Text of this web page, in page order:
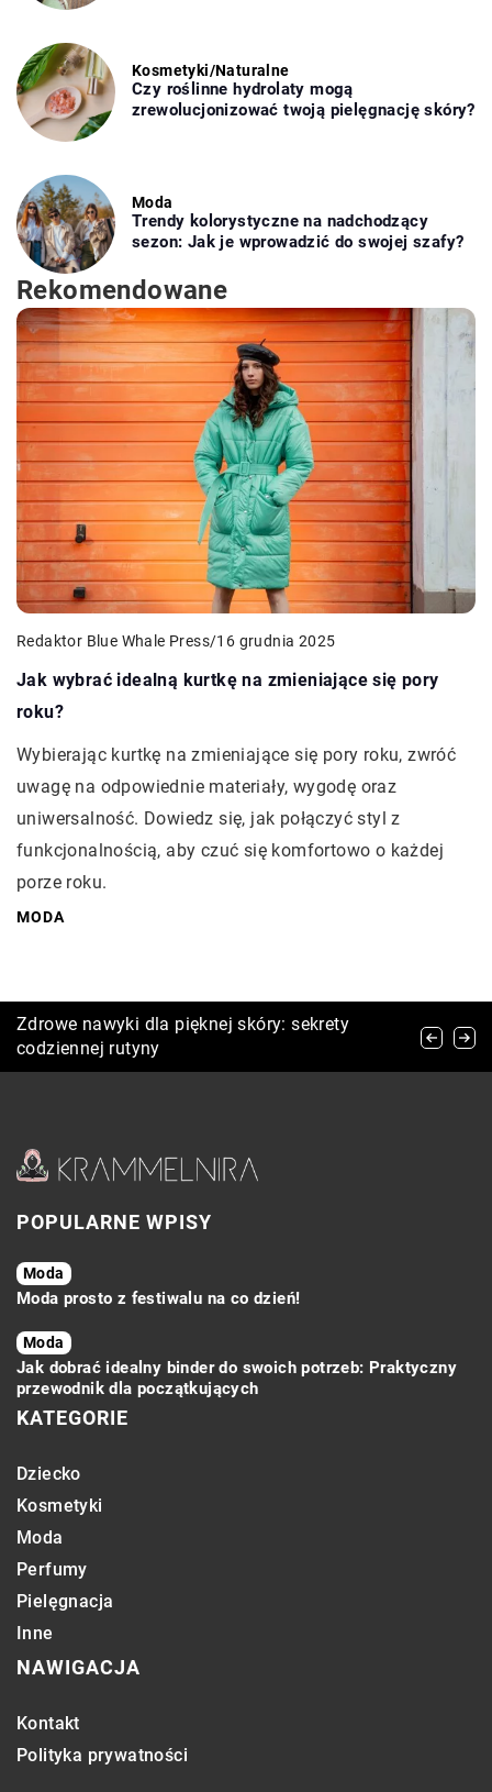
Kosmetyki/Naturalne
Czy roślinne hydrolaty mogą
zrewolucjonizować twoją pielęgnację skóry?
Moda
Trendy kolorystyczne na nadchodzący
sezon: Jak je wprowadzić do swojej szafy?
Rekomendowane
Redaktor Blue Whale Press/16 grudnia 2025
Jak wybrać idealną kurtkę na zmieniające się pory
roku?
Wybierając kurtkę na zmieniające się pory roku, zwróć
uwagę na odpowiednie materiały, wygodę oraz
uniwersalność. Dowiedz się, jak połączyć styl z
funkcjonalnością, aby czuć się komfortowo o każdej
porze roku.
MODA
Jak dobrać idealne obuwie dziecięce adekwatne
do jego stylu życia oraz odczucia komfortu?
Zdrowe nawyki dla pięknej skóry: sekrety
codziennej rutyny
Jak wybrać idealną suknię na ślub w plenerze?
POPULARNE WPISY
Moda
Moda prosto z festiwalu na co dzień!
Moda
Jak dobrać idealny binder do swoich potrzeb: Praktyczny
przewodnik dla początkujących
KATEGORIE
Dziecko
Kosmetyki
Moda
Perfumy
Pielęgnacja
Inne
NAWIGACJA
Kontakt
Polityka prywatności